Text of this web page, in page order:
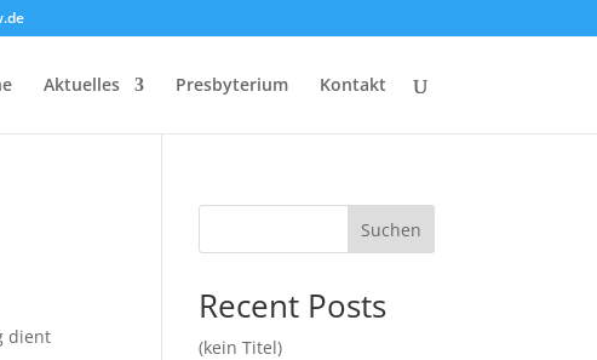
Aktuelles Presbyterium Kontakt
dient
Suchen
Recent Posts
(kein Titel)